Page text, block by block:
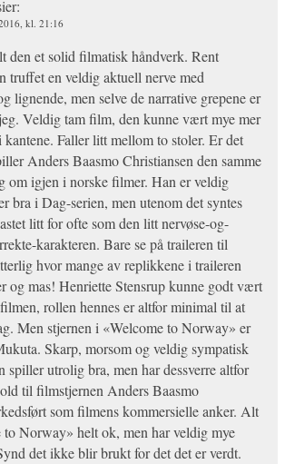
kl. 21:16
den et solid filmatisk håndverk. Rent
truffet en veldig aktuell nerve med
lignende, men selve de narrative grepene er
Veldig tam film, den kunne vært mye mer
Faller litt mellom to stoler. Er det
Anders Baasmo Christiansen den samme
om igjen i norske filmer. Han er veldig
bra i Dag-serien, men utenom det syntes
litt for ofte som den litt nervøse-og-
karakteren. Bare se på traileren til
hvor mange av replikkene i traileren
og mas! Henriette Stensrup kunne godt vært
rollen hennes er altfor minimal til at
Men stjernen i «Welcome to Norway» er
Skarp, morsom og veldig sympatisk
utrolig bra, men har dessverre altfor
til filmstjernen Anders Baasmo
som filmens kommersielle anker. Alt
to Norway» helt ok, men har veldig mye
det ikke blir brukt for det det er verdt.